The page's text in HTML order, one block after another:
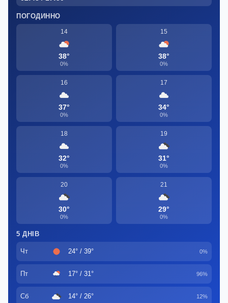
ПОГОДИННО
14
38°
0%
15
38°
0%
16
37°
0%
17
34°
0%
18
32°
0%
19
31°
0%
20
30°
0%
21
29°
0%
5 ДНІВ
Чт 24° / 39° 0%
Пт 17° / 31° 96%
Сб 14° / 26° 12%